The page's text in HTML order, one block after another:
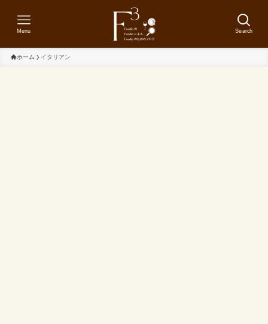
Search
Menu
ホーム イタリアン